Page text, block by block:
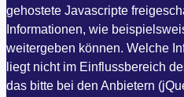
gehostete Javascripte
Informationen, wie
weitergeben können. Welche
liegt nicht im Einflussbereich
das bitte bei den Anbietern